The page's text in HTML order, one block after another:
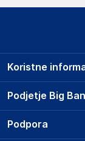
Podjetje Big
O podjetju
Koristne
Prodajna mesta
Storitve
Podpora